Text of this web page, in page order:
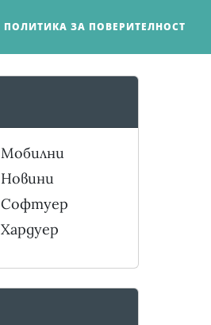
ПОЛИТИКА ЗА ПОВЕРИТЕЛНОСТ
Мобилни
Новини
Софтуер
Хардуер